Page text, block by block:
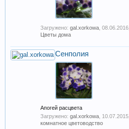
Загружено: gal.xorkowa 08.06.2016
Цветы дома
Сенполия
Апогей расцвета
Загружено: gal.xorkowa 10.07.2015
комнатное цветоводство